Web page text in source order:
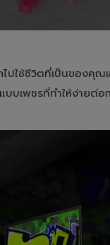
ปใช้ชีวิตที่เป็นของคุ
เพชรที่ทำให้ง่ายต่